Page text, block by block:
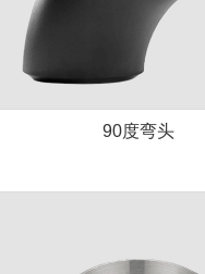
90度弯头